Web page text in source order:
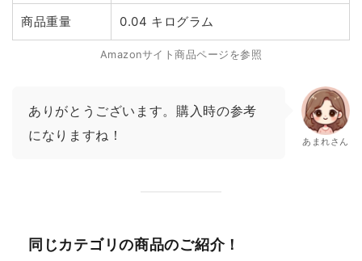
商品重量 0.04 キログラム
Amazonサイト商品ページを参照
ありがとうございます。購入時の参考
になりますね！
あまれさん
同じカテゴリの商品のご紹介！